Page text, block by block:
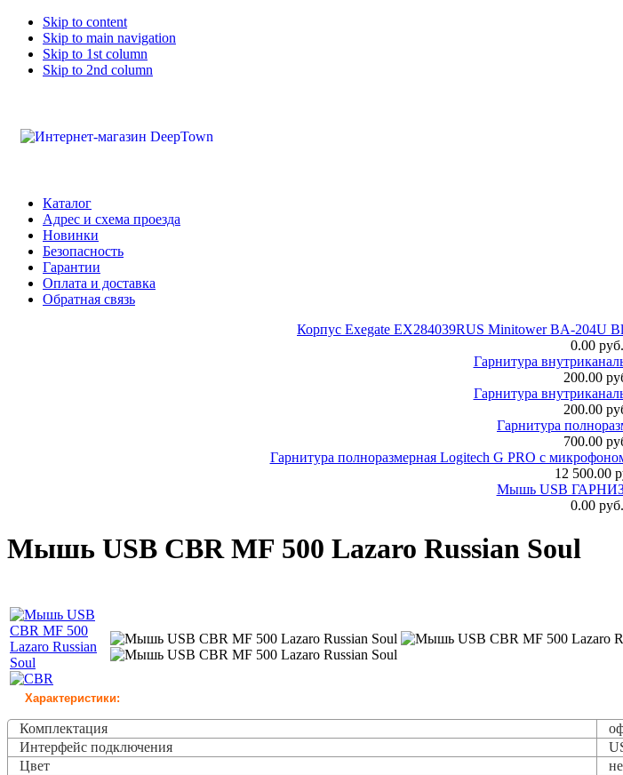
Skip to content
Skip to main navigation
Skip to 1st column
Skip to 2nd column
Каталог
Адрес и схема проезда
Новинки
Безопасность
Гарантии
Оплата и доставка
Обратная связь
Корпус Exegate EX284039RUS Minitower BA-204U
0.00 руб.
Гарнитура
200.00
Гарнитура
200.00
Гарнитура
700.00
Гарнитура полноразмерная Logitech G PRO с
12 500.00
Мышь USB
0.00 руб.
Мышь USB CBR MF 500 Lazaro Russian Soul
Характеристики:
Комплектация
Интерфейс подключения
Цвет